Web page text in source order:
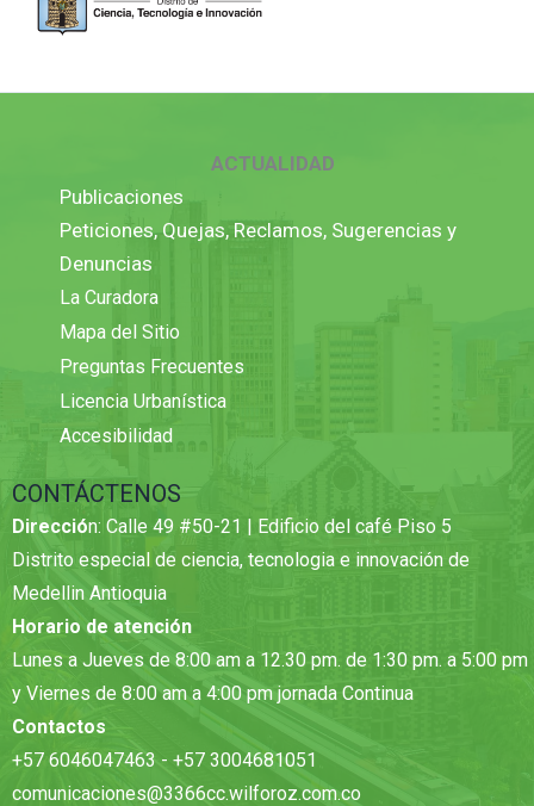
ACTUALIDAD
Publicaciones
Peticiones, Quejas, Reclamos, Sugerencias y
Denuncias
La Curadora
Mapa del Sitio
Preguntas Frecuentes
Licencia Urbanística
Accesibilidad
CONTÁCTENOS
Dirección: Calle 49 #50-21 | Edificio del café Piso 5
Distrito especial de ciencia, tecnologia e innovación de
Medellin Antioquia
Horario de atención
Lunes a Jueves de 8:00 am a 12.30 pm. de 1:30 pm. a 5:00 pm
y Viernes de 8:00 am a 4:00 pm jornada Continua
Contactos
+57 6046047463 - +57 3004681051
comunicaciones@3366cc.wilforoz.com.co